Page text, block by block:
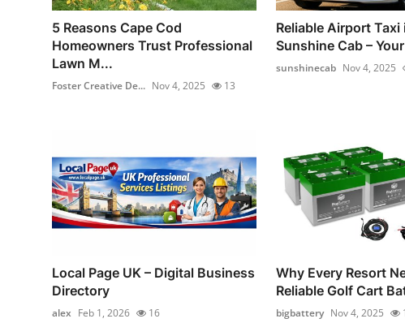
5 Reasons Cape Cod
Homeowners Trust Professional
Lawn M...
Foster Creative De... Nov 4, 2025 13
Reliable Airport Taxi
Sunshine Cab –
sunshinecab Nov 4, 2025
Local Page UK – Digital Business
Directory
alex Feb 1, 2026 16
Why Every Resort
Reliable Golf Cart
bigbattery Nov 4, 2025